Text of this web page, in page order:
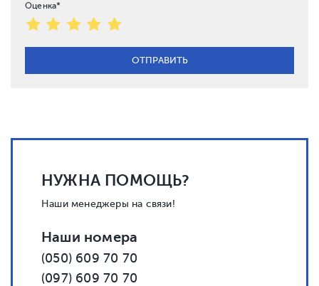
Оценка*
НУЖНА ПОМОЩЬ?
Наши менеджеры на связи!
Наши номера
(050) 609 70 70
(097) 609 70 70